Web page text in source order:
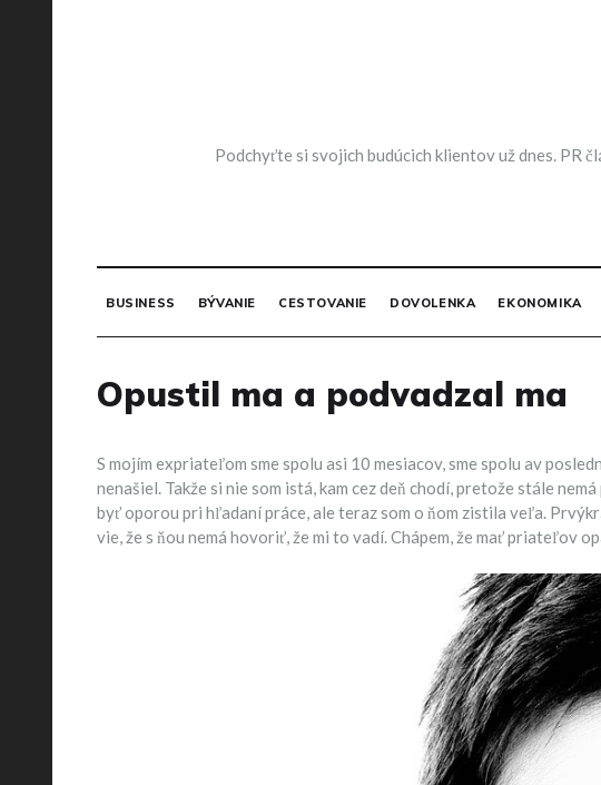
Podchyťte si svojich budúcich klientov už dnes. PR
BUSINESS BÝVANIE CESTOVANIE DOVOLENKA EKONOMIKA
Opustil ma a podvadzal ma
S mojím expriateľom sme spolu asi 10 mesiacov, sme spolu av
nenašiel. Takže si nie som istá, kam cez deň chodí, pretože stále
byť oporou pri hľadaní práce, ale teraz som o ňom zistila veľa.
vie, že s ňou nemá hovoriť, že mi to vadí. Chápem, že mať priateľov